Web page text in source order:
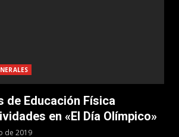
de Educación Física
en «El Día Olímpico»
de 2019